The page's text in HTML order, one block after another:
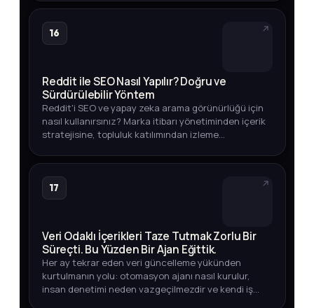
16
Reddit ile SEO Nasıl Yapılır? Doğru ve
Sürdürülebilir Yöntem
Reddit'i SEO ve yapay zeka arama görünürlüğü için
nasıl kullanırsınız? Marka itibarı yönetiminden içerik
stratejisine, topluluk katılımından izleme
17
Veri Odaklı İçerikleri Taze Tutmak Zorlu Bir
Süreçti. Bu Yüzden Bir Ajan Eğittik.
Her ay tekrar eden veri güncelleme yükünden
kurtulmanın yolu: otomasyon ajanı nasıl kurulur,
insan denetimi neden vazgeçilmezdir ve kendi iş